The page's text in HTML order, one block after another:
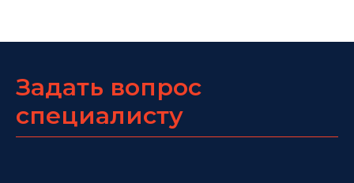
Задать вопрос
специалисту